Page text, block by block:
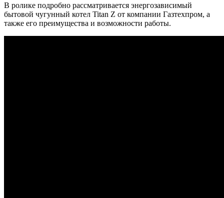
В ролике подробно рассматривается энергозависимый
бытовой чугунный котел Titan Z от компании Газтехпром, а
также его преимущества и возможности работы.